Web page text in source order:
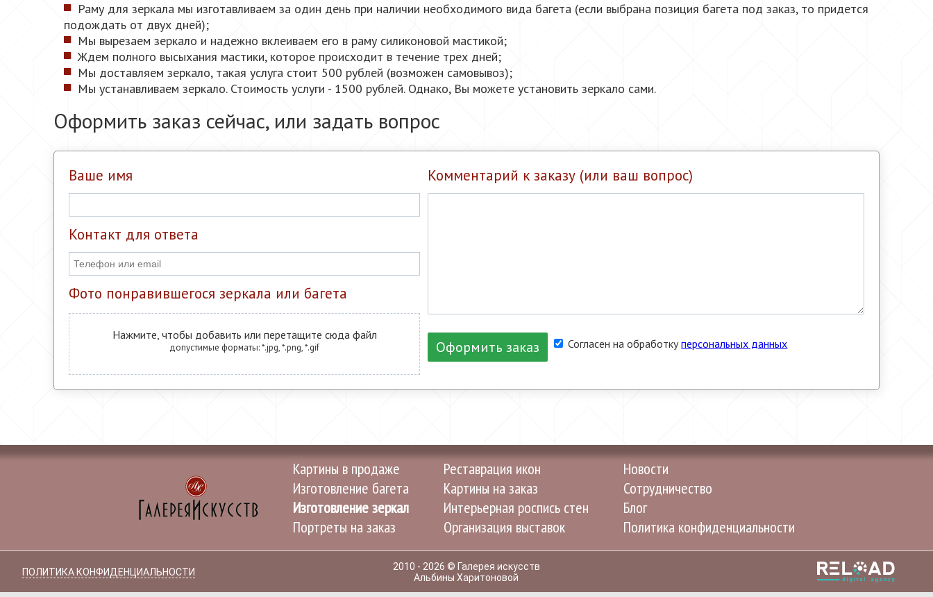
Раму для зеркала мы изготавливаем за один день при наличии необходимого вида багета (если выбрана позиция багета под заказ, то придется
подождать от двух дней);
Мы вырезаем зеркало и надежно вклеиваем его в раму силиконовой мастикой;
Ждем полного высыхания мастики, которое происходит в течение трех дней;
Мы доставляем зеркало, такая услуга стоит 500 рублей (возможен самовывоз);
Мы устанавливаем зеркало. Стоимость услуги - 1500 рублей. Однако, Вы можете установить зеркало сами.
Оформить заказ сейчас, или задать вопрос
Ваше имя
Контакт для ответа
Фото понравившегося зеркала или багета
Нажмите, чтобы добавить или перетащите сюда файл
допустимые форматы: *.jpg, *.png, *.gif
Комментарий к заказу (или ваш вопрос)
Оформить заказ Согласен на обработкуперсональных данных
Картины в продаже
Изготовление багета
Изготовление зеркал
Портреты на заказ
Реставрация икон
Картины на заказ
Интерьерная роспись стен
Организация выставок
Новости
Сотрудничество
Блог
Политика конфиденциальности
ПОЛИТИКА КОНФИДЕНЦИАЛЬНОСТИ
2010 - 2026 © Галерея искусств
Альбины Харитоновой